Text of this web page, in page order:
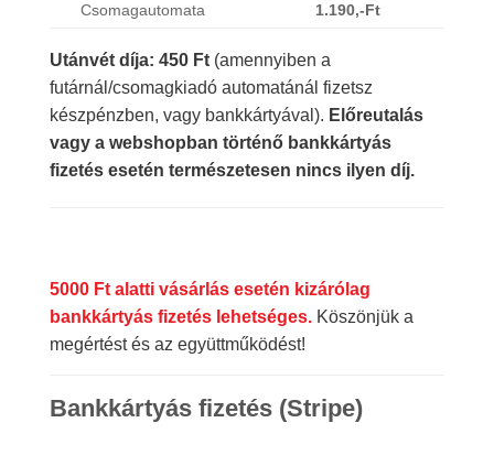
Csomagautomata 1.190,-Ft
Utánvét díja: 450 Ft (amennyiben a
futárnál/csomagkiadó automatánál fizetsz
készpénzben, vagy bankkártyával). Előreutalás
vagy a webshopban történő bankkártyás
fizetés esetén természetesen nincs ilyen díj.
5000 Ft alatti vásárlás esetén kizárólag
bankkártyás fizetés lehetséges.Köszönjük a
megértést és az együttműködést!
Bankkártyás fizetés (Stripe)